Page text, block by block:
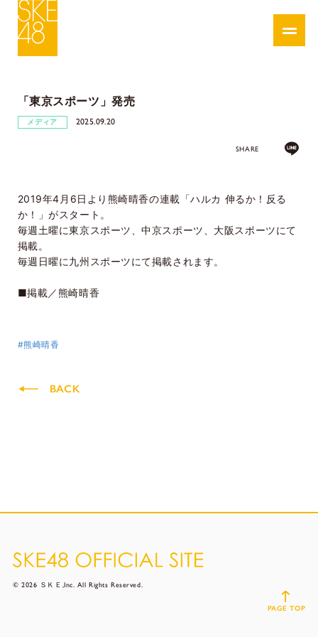
「東京スポーツ」発売
メディア 2025.09.20
SHARE
2019年4月6日より熊崎晴香の連載「ハルカ 伸るか！反る
か！」がスタート。
毎週土曜に東京スポーツ、中京スポーツ、大阪スポーツにて
掲載。
毎週日曜に九州スポーツにて掲載されます。
■掲載／熊崎晴香
#熊崎晴香
BACK
© 2026 ＳＫＥ,Inc. All Rights Reserved.
PAGE TOP